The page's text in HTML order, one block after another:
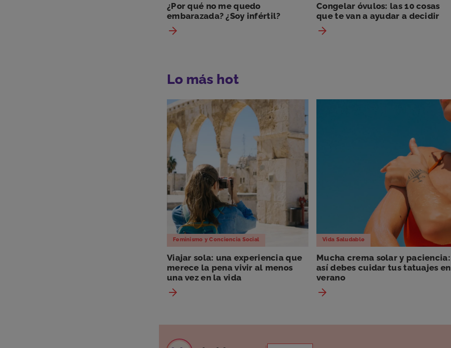
¿Por qué no me quedo
embarazada? ¿Soy infértil?
Congelar óvulos: las 10 cosas
que te van a ayudar a decidir
Lo más hot
Feminismo y Conciencia Social
Viajar sola: una experiencia que
merece la pena vivir al menos
una vez en la vida
Vida Saludable
Mucha crema solar y paciencia:
así debes cuidar tus tatuajes en
verano